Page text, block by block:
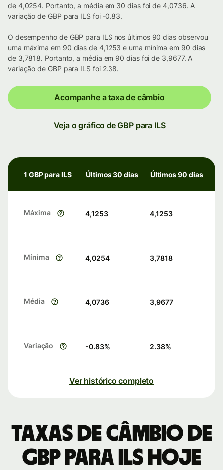
de 4,0254. Portanto, a média em 30 dias foi de 4,0736. A
variação de GBP para ILS foi -0.83.
O desempenho de GBP para ILS nos últimos 90 dias observou
uma máxima em 90 dias de 4,1253 e uma mínima em 90 dias
de 3,7818. Portanto, a média em 90 dias foi de 3,9677. A
variação de GBP para ILS foi 2.38.
Acompanhe a taxa de câmbio
Veja o gráfico de GBP para ILS
1 GBP para ILS Últimos 30 dias Últimos 90 dias
Máxima 4,1253 4,1253
Mínima 4,0254 3,7818
Média 4,0736 3,9677
Variação -0.83% 2.38%
Ver histórico completo
Taxas de câmbio de
GBP para ILS hoje